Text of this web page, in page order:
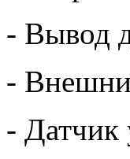
- Вывод
-
- Датчик